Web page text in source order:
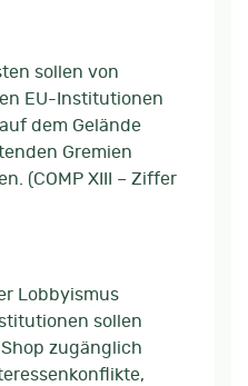
sollen von
EU-Institutionen
dem Gelände
Gremien
(COMP XIII – Ziffer
Lobbyismus
sollen
zugänglich